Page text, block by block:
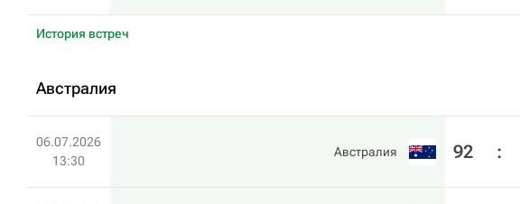
История встреч
Австралия
06.07.2026
13:30
Австралия 92 :